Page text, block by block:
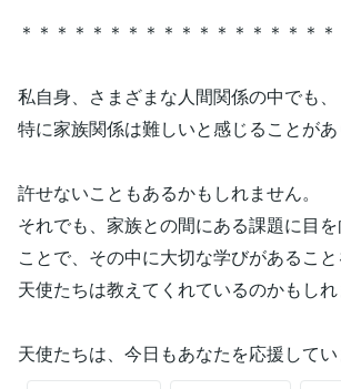
＊＊＊＊＊＊＊＊＊＊＊＊＊＊＊＊＊＊
私自身、さまざまな人間関係の中でも、
特に家族関係は難しいと感じることがあ
許せないこともあるかもしれません。
それでも、家族との間にある課題に目
ことで、その中に大切な学びがあるこ
天使たちは教えてくれているのかもしれ
天使たちは、今日もあなたを応援してい